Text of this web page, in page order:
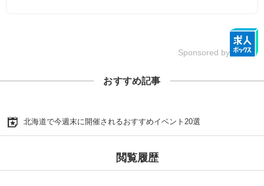
Sponsored by
おすすめ記事
北海道で今週末に開催されるおすすめイベント20選
閲覧履歴